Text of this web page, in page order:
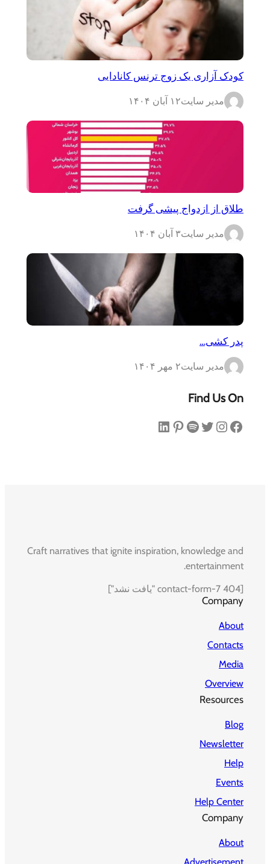
کودک آزاری یک زوج ترنس کانادایی
مدیر سایت۱۲ آبان ۱۴۰۴
طلاق از ازدواج پیشی گرفت
مدیر سایت۳ آبان ۱۴۰۴
پدر کشی…
مدیر سایت۲ مهر ۱۴۰۴
Find Us On
فیس‌بوک اینستاگرم توییتر اسپاتیفای پینترست لینکداین
Craft narratives that ignite inspiration, knowledge and
entertainment.
[contact-form-7 404 "یافت نشد"]
Company
About
Contacts
Media
Overview
Resources
Blog
Newsletter
Help
Events
Help Center
Company
About